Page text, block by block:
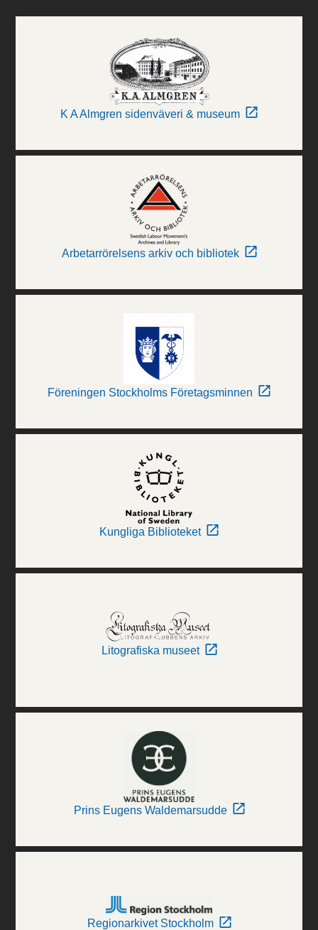
K A Almgren sidenväveri & museum
Arbetarrörelsens arkiv och bibliotek
Föreningen Stockholms Företagsminnen
Kungliga Biblioteket
Litografiska museet
Prins Eugens Waldemarsudde
Regionarkivet Stockholm